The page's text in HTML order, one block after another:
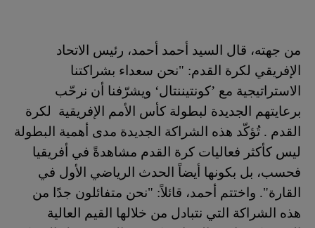
من جهته، قال السيد أحمد أحمد، رئيس الاتحاد
الإفريقي لكرة القدم: "نحن سعداء بشراكتنا
الاستراتيجية مع ’كونتيننتال‘ ويشرّفنا أن نرحّب
برعايتهم الجديدة لبطولة كأس الأمم الإفريقية لكرة
القدم . تُؤكّد هذه الشراكة الجديدة مدى أهمية البطولة
ليس كأكثر فعاليات كرة القدم مشاهدةً في أفريقيا
فحسب، بل بكونها أيضاً الحدث الرياضي الأول في
القارة". واختتم أحمد، قائلاً: "نحن متفائلون جدًا من
هذه الشراكة التي نتبادل من خلالها القيم العالية